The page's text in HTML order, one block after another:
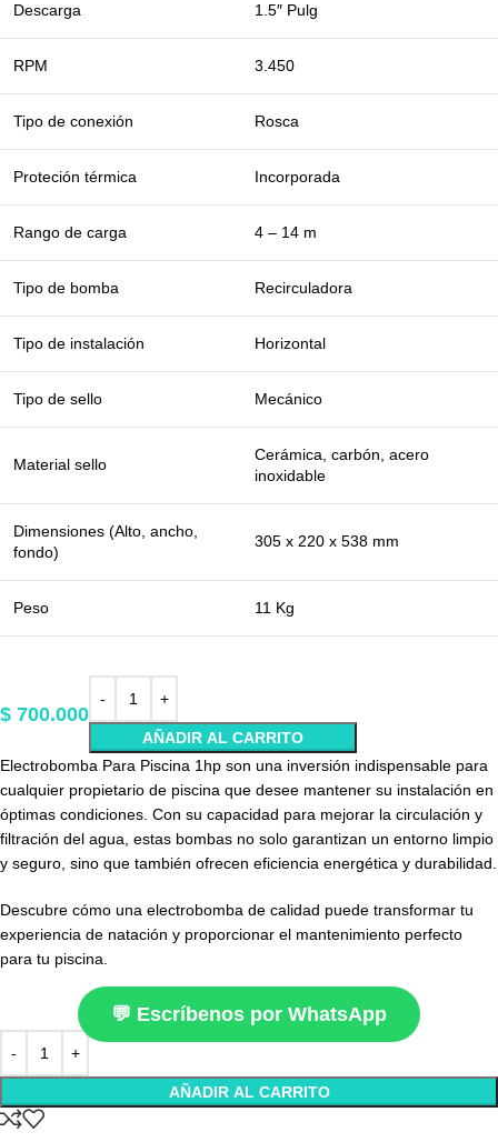
Descarga 1.5″ Pulg
RPM 3.450
Tipo de conexión Rosca
Proteción térmica Incorporada
Rango de carga 4 – 14 m
Tipo de bomba Recirculadora
Tipo de instalación Horizontal
Tipo de sello Mecánico
Material sello
Cerámica, carbón, acero
inoxidable
Dimensiones (Alto, ancho,
fondo)
305 x 220 x 538 mm
Peso 11 Kg
$ 700.000
AÑADIR AL CARRITO
Electrobomba Para Piscina 1hp son una inversión indispensable para
cualquier propietario de piscina que desee mantener su instalación en
óptimas condiciones. Con su capacidad para mejorar la circulación y
filtración del agua, estas bombas no solo garantizan un entorno limpio
y seguro, sino que también ofrecen eficiencia energética y durabilidad.
Descubre cómo una electrobomba de calidad puede transformar tu
experiencia de natación y proporcionar el mantenimiento perfecto
para tu piscina.
💬 Escríbenos por WhatsApp
AÑADIR AL CARRITO